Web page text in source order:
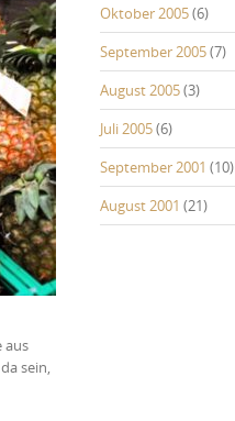
aus
sein,
Oktober 2005(6)
September 2005(7)
August 2005(3)
Juli 2005(6)
September 2001 (10)
August 2001 (21)